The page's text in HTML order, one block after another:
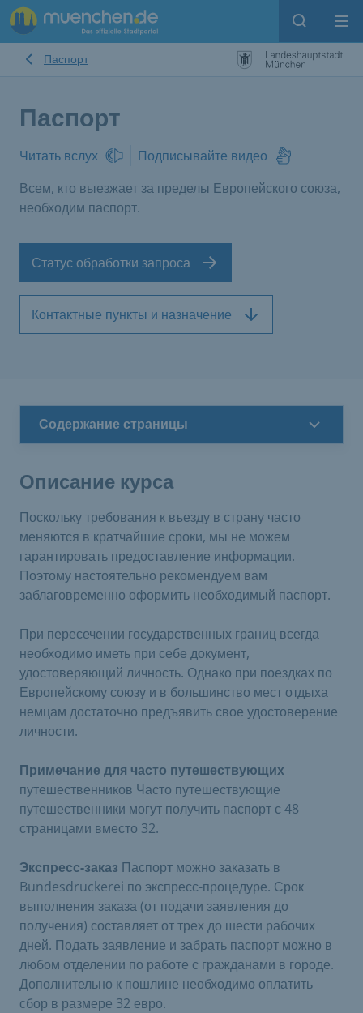
Open
Паспорт
Паспорт
Читать вслух
Подписывайте видео
Всем, кто выезжает за пределы Европейского союза,
необходим паспорт.
Статус обработки запроса
Контактные пункты и назначение
Содержание страницы
Описание курса
Поскольку требования к въезду в страну часто
меняются в кратчайшие сроки, мы не можем
гарантировать предоставление информации.
Поэтому настоятельно рекомендуем вам
заблаговременно оформить необходимый паспорт.
При пересечении государственных границ всегда
необходимо иметь при себе документ,
удостоверяющий личность. Однако при поездках по
Европейскому союзу и в большинство мест отдыха
немцам достаточно предъявить свое удостоверение
личности.
Примечание для часто путешествующих
путешественников Часто путешествующие
путешественники могут получить паспорт с 48
страницами вместо 32.
Экспресс-заказ Паспорт можно заказать в
Bundesdruckerei по экспресс-процедуре. Срок
выполнения заказа (от подачи заявления до
получения) составляет от трех до шести рабочих
дней. Подать заявление и забрать паспорт можно в
любом отделении по работе с гражданами в городе.
Дополнительно к пошлине необходимо оплатить
сбор в размере 32 евро.